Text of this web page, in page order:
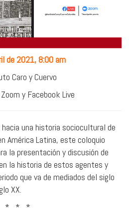
de 2021, 8:00 am
Caro y Cuervo
y Facebook Live
una historia sociocultural de
América Latina, este coloquio
la presentación y discusión de
la historia de estos agentes y
que va de mediados del siglo
XX.
* * *